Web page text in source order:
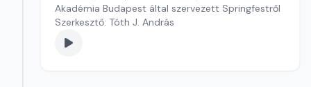
Akadémia Budapest által szervezett Springfestről
Szerkesztő: Tóth J. András